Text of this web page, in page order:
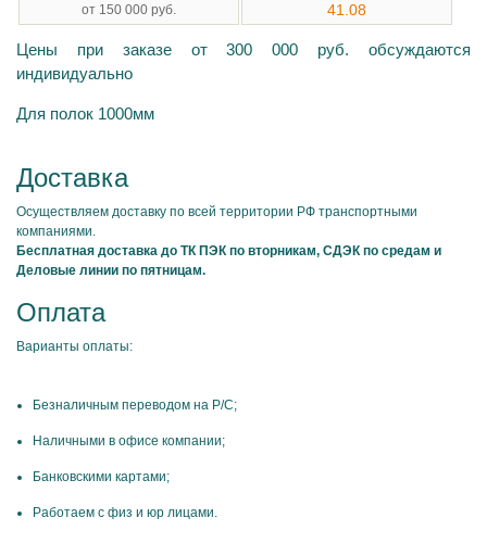
от 150 000 руб. 41.08
Цены при заказе от 300 000 руб. обсуждаются
индивидуально
Для полок 1000мм
Доставка
Осуществляем доставку по всей территории РФ транспортными
компаниями.
Бесплатная доставка до ТК ПЭК по вторникам, СДЭК по средам и
Деловые линии по пятницам.
Оплата
Варианты оплаты:
Безналичным переводом на Р/С;
Наличными в офисе компании;
Банковскими картами;
Работаем с физ и юр лицами.